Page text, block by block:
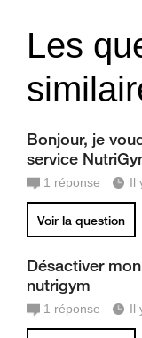
Les
Bonjour, je
service
1 réponse Il
Voir la question
Désactiver
nutrigym
1 réponse Il